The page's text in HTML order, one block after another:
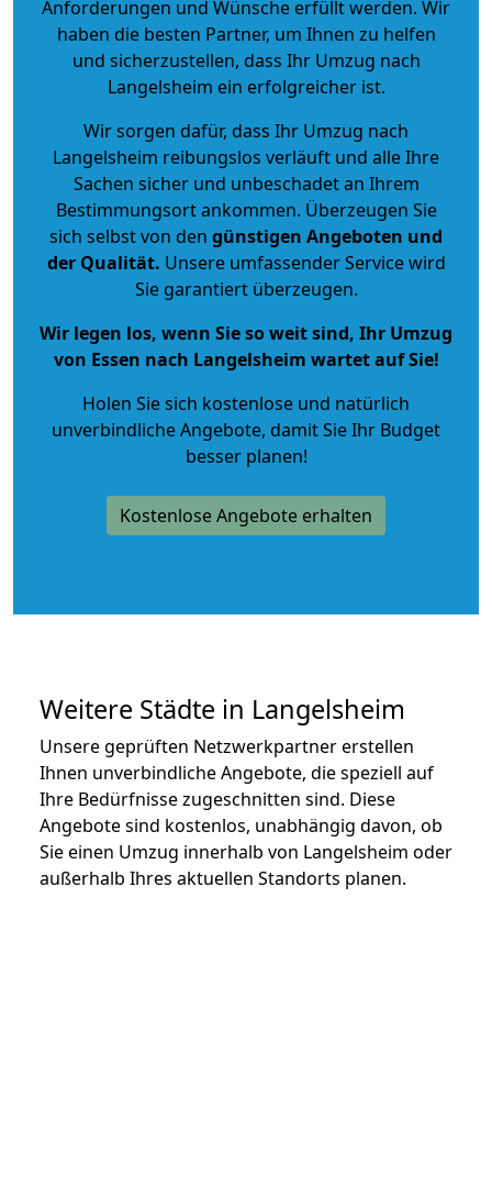
Anforderungen und Wünsche erfüllt werden. Wir
haben die besten Partner, um Ihnen zu helfen
und sicherzustellen, dass Ihr Umzug nach
Langelsheim ein erfolgreicher ist.
Wir sorgen dafür, dass Ihr Umzug nach
Langelsheim reibungslos verläuft und alle Ihre
Sachen sicher und unbeschadet an Ihrem
Bestimmungsort ankommen. Überzeugen Sie
sich selbst von den günstigen Angeboten und
der Qualität. Unsere umfassender Service wird
Sie garantiert überzeugen.
Wir legen los, wenn Sie so weit sind, Ihr Umzug
von Essen nach Langelsheim wartet auf Sie!
Holen Sie sich kostenlose und natürlich
unverbindliche Angebote, damit Sie Ihr Budget
besser planen!
Kostenlose Angebote erhalten
Weitere Städte in Langelsheim
Unsere geprüften Netzwerkpartner erstellen
Ihnen unverbindliche Angebote, die speziell auf
Ihre Bedürfnisse zugeschnitten sind. Diese
Angebote sind kostenlos, unabhängig davon, ob
Sie einen Umzug innerhalb von Langelsheim oder
außerhalb Ihres aktuellen Standorts planen.